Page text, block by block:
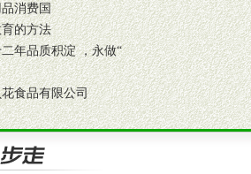
效果显着的案
理（全国各地）
们的经营理念。
消费国
的方法
年品质积淀 ，永做“
食品有限公司